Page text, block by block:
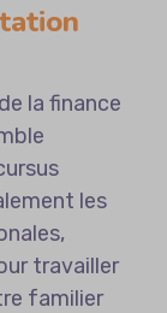
la finance
les
travailler
familier